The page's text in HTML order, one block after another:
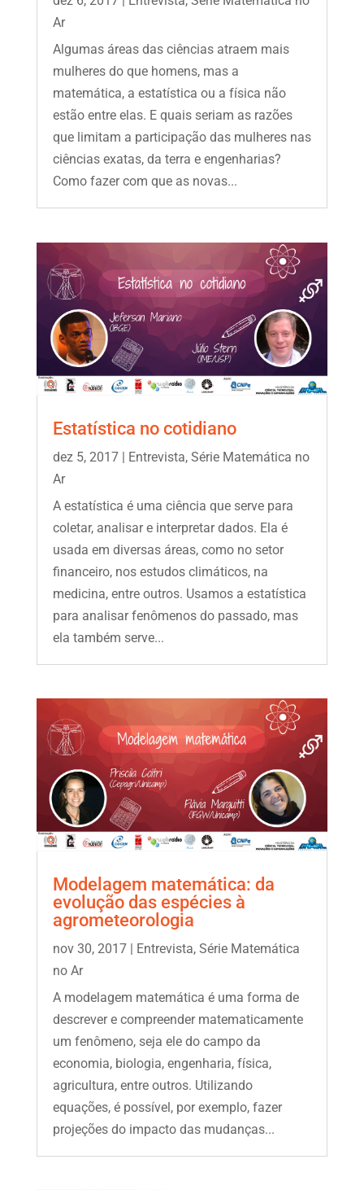
Ar
Algumas áreas das ciências atraem mais
mulheres do que homens, mas a
matemática, a estatística ou a física não
estão entre elas. E quais seriam as razões
que limitam a participação das mulheres nas
ciências exatas, da terra e engenharias?
Como fazer com que as novas...
Estatística no cotidiano
dez 5, 2017| Entrevista, Série Matemática no
Ar
A estatística é uma ciência que serve para
coletar, analisar e interpretar dados. Ela é
usada em diversas áreas, como no setor
financeiro, nos estudos climáticos, na
medicina, entre outros. Usamos a estatística
para analisar fenômenos do passado, mas
ela também serve...
Modelagem matemática: da
evolução das espécies à
agrometeorologia
nov 30, 2017| Entrevista, Série Matemática
no Ar
A modelagem matemática é uma forma de
descrever e compreender matematicamente
um fenômeno, seja ele do campo da
economia, biologia, engenharia, física,
agricultura, entre outros. Utilizando
equações, é possível, por exemplo, fazer
projeções do impacto das mudanças...